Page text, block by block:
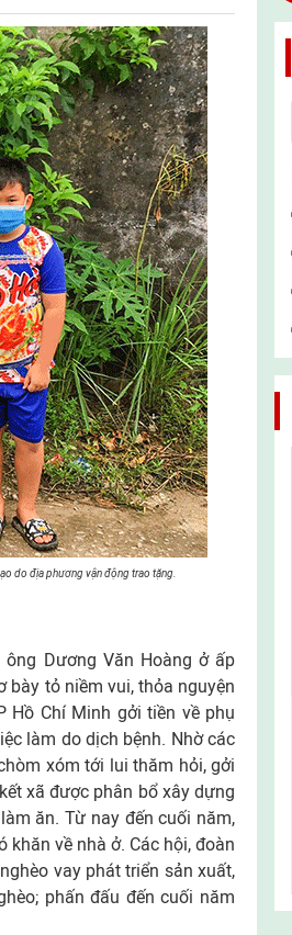
do địa phương vận động trao tặng.
Dương Văn Hoàng ở ấp
bày tỏ niềm vui, thỏa nguyện
Hồ Chí Minh gởi tiền về phụ
làm do dịch bệnh. Nhờ các
xóm tới lui thăm hỏi, gởi
xã được phân bổ xây dựng
ăn. Từ nay đến cuối năm,
về nhà ở. Các hội, đoàn
vay phát triển sản xuất,
phấn đấu đến cuối năm